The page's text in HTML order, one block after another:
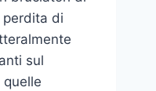
perdita di
sul